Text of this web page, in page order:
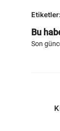
Etiketler:
Bu
Son